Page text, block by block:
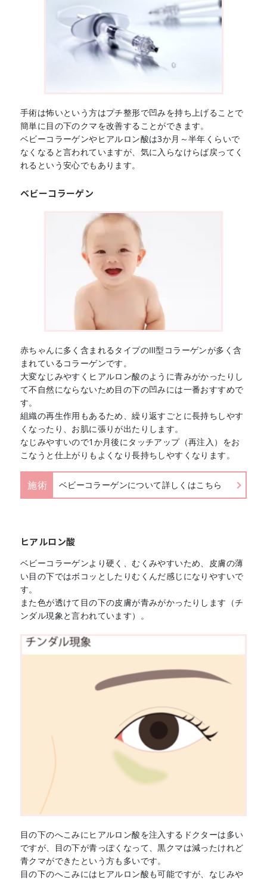
手術は怖いという方はプチ整形で凹みを持ち上げることで
簡単に目の下のクマを改善することができます。
ベビーコラーゲンやヒアルロン酸は3か月～半年くらいで
なくなると言われていますが、気に入らなけらば戻ってく
れるという安心でもあります。
ベビーコラーゲン
赤ちゃんに多く含まれるタイプのⅢ型コラーゲンが多く含
まれているコラーゲンです。
大変なじみやすくヒアルロン酸のように青みがかったりし
て不自然にならないため目の下の凹みには一番おすすめで
す。
組織の再生作用もあるため、繰り返すごとに長持ちしやす
くなったり、お肌に張りが出たりします。
なじみやすいので1か月後にタッチアップ（再注入）をお
こなうと仕上がりもよくなり長持ちしやすくなります。
施術 ベビーコラーゲンについて詳しくはこちら
ヒアルロン酸
ベビーコラーゲンより硬く、むくみやすいため、皮膚の薄
い目の下ではボコッとしたりむくんだ感じになりやすいで
す。
また色が透けて目の下の皮膚が青みがかったりします（チ
ンダル現象と言われています）。
目の下のへこみにヒアルロン酸を注入するドクターは多い
ですが、目の下が青っぽくなって、黒クマは減ったけれど
青クマができたという方も多いです。
目の下のへこみにはヒアルロン酸も可能ですが、なじみや